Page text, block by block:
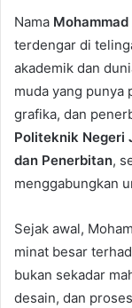
Nama
terdengar di
akademik dan
muda yang punya
grafika, dan
Politeknik Negeri
dan Penerbitan,
menggabungkan
Sejak awal,
minat besar
bukan sekadar
desain, dan